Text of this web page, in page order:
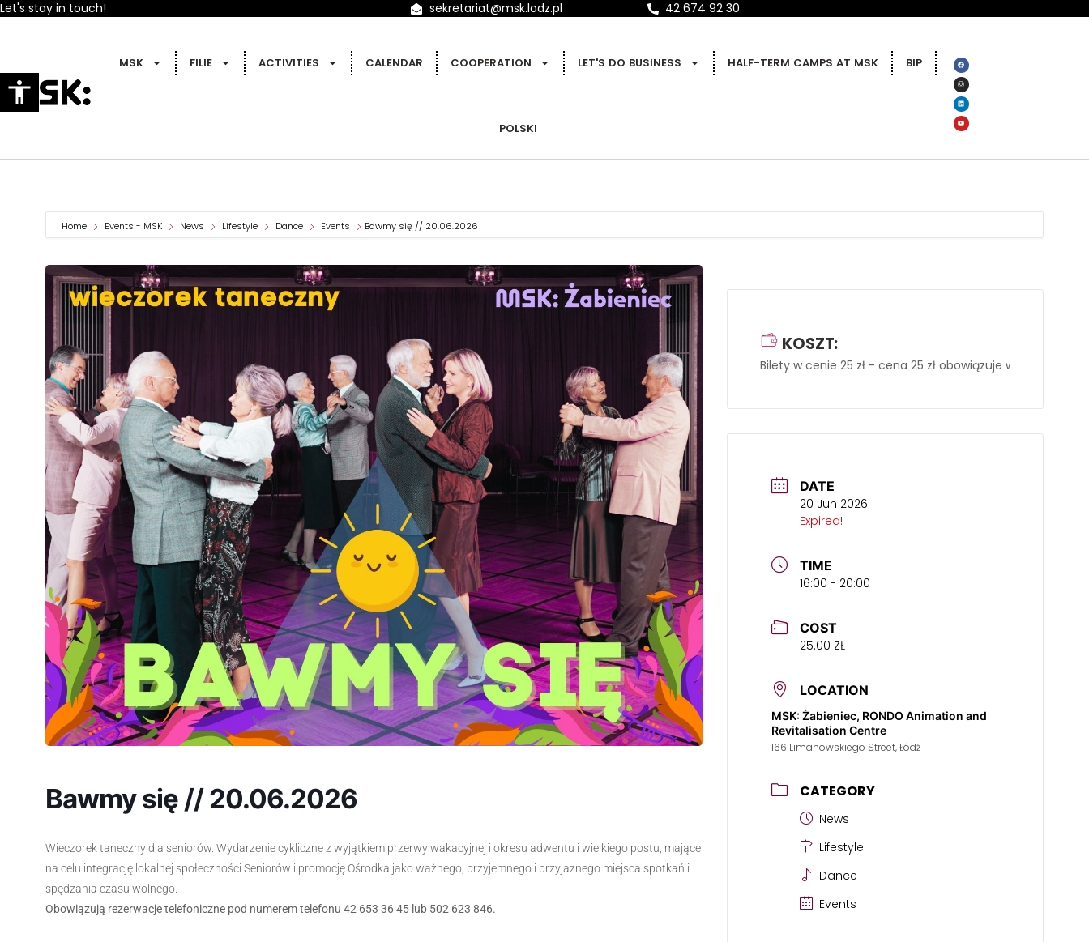
Let's stay in touch! sekretariat@msk.lodz.pl 42 674 92 30
MSK FILIE ACTIVITIES CALENDAR COOPERATION LET'S DO BUSINESS HALF-TERM CAMPS AT MSK BIP
POLSKI
Home Events - MSK News Lifestyle Dance Events Bawmy się // 20.06.2026
Bawmy się // 20.06.2026
Wieczorek taneczny dla seniorów. Wydarzenie cykliczne z wyjątkiem przerwy wakacyjnej i okresu adwentu i wielkiego postu, mające
na celu integrację lokalnej społeczności Seniorów i promocję Ośrodka jako ważnego, przyjemnego i przyjaznego miejsca spotkań i
spędzania czasu wolnego.
Obowiązują rezerwacje telefoniczne pod numerem telefonu 42 653 36 45 lub 502 623 846.
DATE
20 Jun 2026
Expired!
TIME
16:00 - 20:00
COST
25.00 ZŁ
LOCATION
MSK: Żabieniec, RONDO Animation and
Revitalisation Centre
166 Limanowskiego Street, Łódź
CATEGORY
News
Lifestyle
Dance
Events
KOSZT:
Bilety w cenie 25 zł - cena 25 zł obowiązuje w